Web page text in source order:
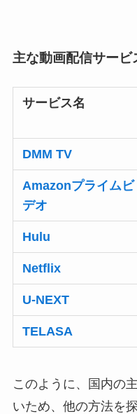
主な動画配信サービ
サービス名
DMM TV
Amazonプライムビ
デオ
Hulu
Netflix
U-NEXT
TELASA
このように、国内の
いため、他の方法を